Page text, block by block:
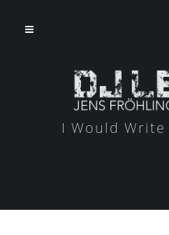
I Would Write